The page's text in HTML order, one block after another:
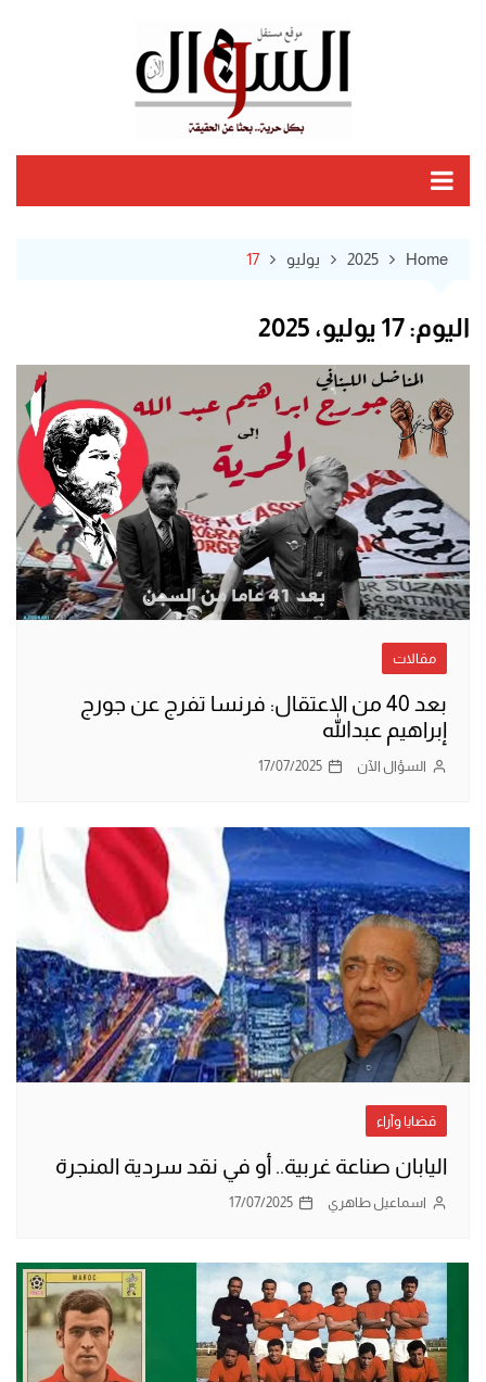
Home
2025 يوليو 17
اليوم:17 يوليو، 2025
مقالات
بعد 40 من الاعتقال: فرنسا تفرج عن جورج
إبراهيم عبدالله
السؤال الآن 17/07/2025
قضايا وآراء
اليابان صناعة غربية.. أو في نقد سردية المنجرة
اسماعيل طاهري 17/07/2025